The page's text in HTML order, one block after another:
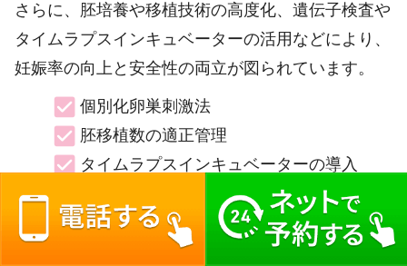
さらに、胚培養や移植技術の高度化、遺伝子検査や
タイムラプスインキュベーターの活用などにより、
妊娠率の向上と安全性の両立が図られています。
個別化卵巣刺激法
胚移植数の適正管理
タイムラプスインキュベーターの導入
カウンセリングやサポート体制の充実
患者一人ひとりの状態や希望に合わせて、最適な治
療計画・サポート体制を提案できるクリニックが増